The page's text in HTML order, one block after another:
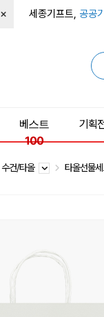
× 세종기프트, 공공
베스트
100
기획
수건/타올 타올선물